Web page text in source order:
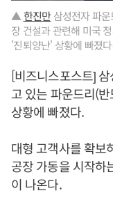
▲한진만삼성전자 파운
장 건설과 관련해 미국
'진퇴양난' 상황에 빠졌
[비즈니스포스트]
고 있는 파운드리(
상황에 빠졌다.
대형 고객사를 확보
공장 가동을 시작하
이 나온다.